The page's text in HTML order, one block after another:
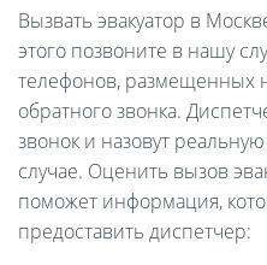
Вызвать эвакуатор в
этого позвоните в нашу
телефонов, размещенных
обратного звонка.
звонок и назовут
случае. Оценить вызов
поможет информация,
предоставить диспетчер: